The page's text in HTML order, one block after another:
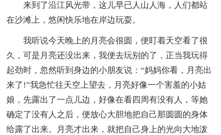
来到了沿江风光带，这儿早已人山人海，人们都站
在沙滩上，悠闲快乐地在岸边玩耍。
我听说今天晚上的月亮会很圆，便盯着天空看了很
久，可是月亮还没出来，我便去玩别的了，正当我玩得
起劲时，忽然听到身边的小朋友说：“妈妈你看，月亮出
来了!”我急忙往天空上望去，月亮好像一个害羞的小姑
娘，先露出了一点儿边，好像在看四周有没有人，等她
确定了没有人之后，便放心大胆地把自己那圆圆的身体
给露了出来。月亮才出来，就把自己身上的光向大地泼